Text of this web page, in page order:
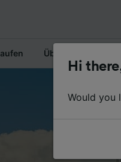
Überblick
Hi
Would you